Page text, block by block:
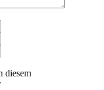
Mail-
Adresse
diesem